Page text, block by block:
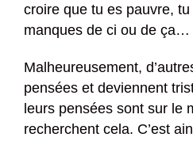
croire que tu es pauvre,
manques de ci ou de ça…
Malheureusement,
pensées et deviennent
leurs pensées sont sur le
recherchent cela. C’est